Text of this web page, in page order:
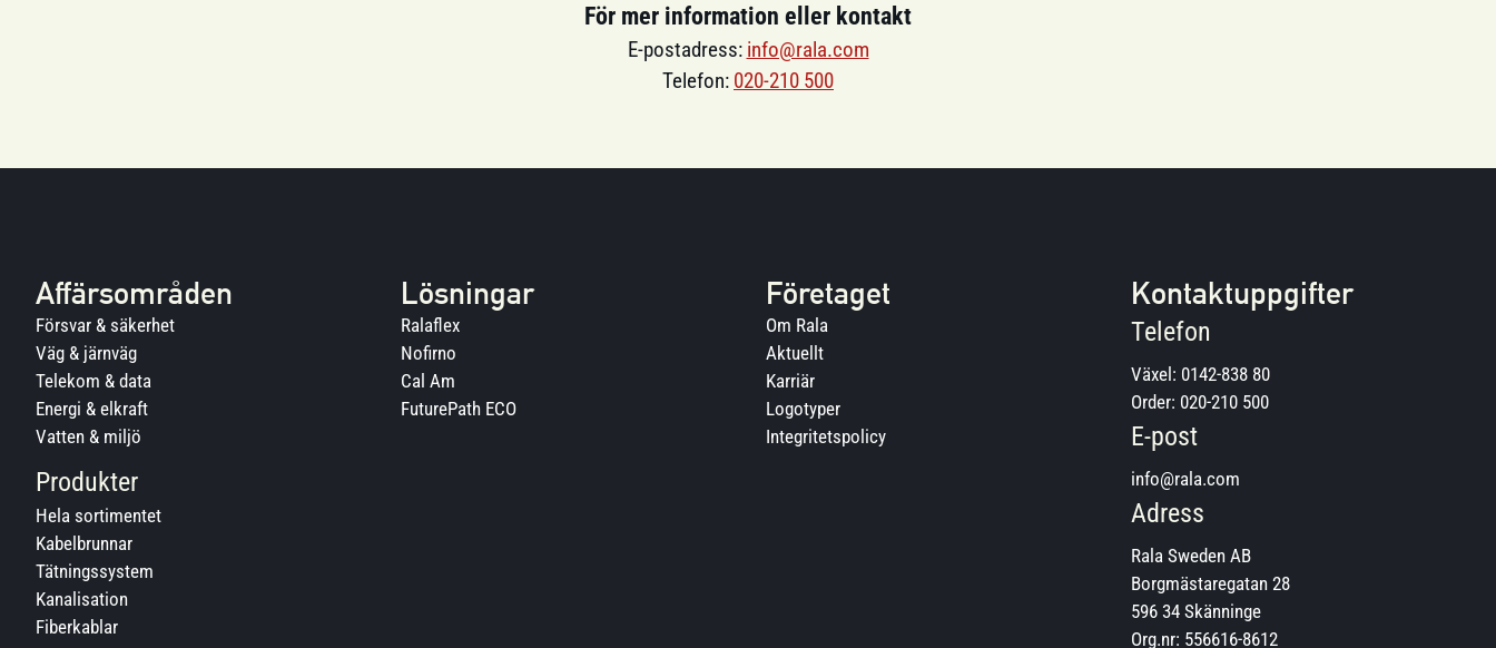
För mer information eller kontakt
E-postadress: info@rala.com
Telefon: 020-210 500
Affärsområden
Försvar & säkerhet
Väg & järnväg
Telekom & data
Energi & elkraft
Vatten & miljö
Produkter
Hela sortimentet
Kabelbrunnar
Tätningssystem
Kanalisation
Fiberkablar
Lösningar
Ralaflex
Nofirno
Cal Am
FuturePath ECO
Företaget
Om Rala
Aktuellt
Karriär
Logotyper
Integritetspolicy
Kontaktuppgifter
Telefon
Växel: 0142-838 80
Order: 020-210 500
E-post
info@rala.com
Adress
Rala Sweden AB
Borgmästaregatan 28
596 34 Skänninge
Org.nr: 556616-8612